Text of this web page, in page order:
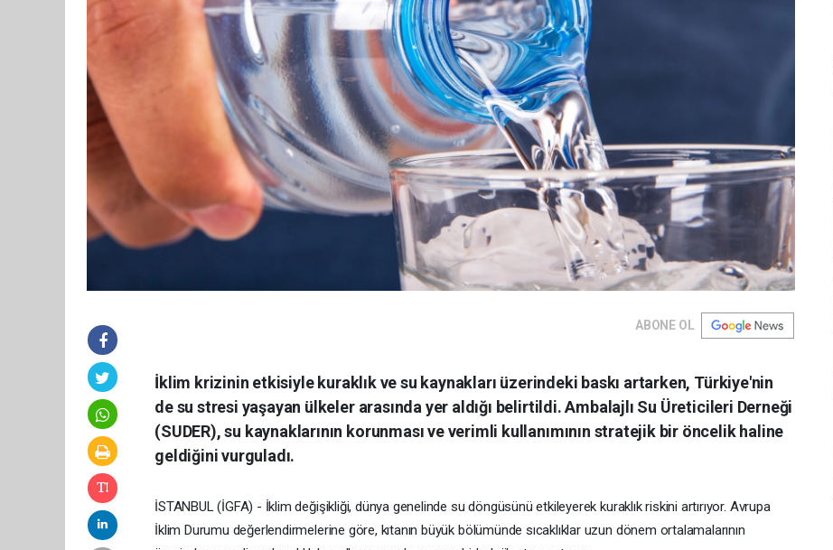
ABONE OL
İklim krizinin etkisiyle kuraklık ve su kaynakları üzerindeki baskı artarken, Türkiye'nin
de su stresi yaşayan ülkeler arasında yer aldığı belirtildi. Ambalajlı Su Üreticileri Derneği
(SUDER), su kaynaklarının korunması ve verimli kullanımının stratejik bir öncelik haline
geldiğini vurguladı.
İSTANBUL (İGFA) - İklim değişikliği, dünya genelinde su döngüsünü etkileyerek kuraklık riskini artırıyor. Avrupa
İklim Durumu değerlendirmelerine göre, kıtanın büyük bölümünde sıcaklıklar uzun dönem ortalamalarının